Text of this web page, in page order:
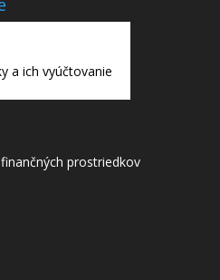
a ich vyúčtovanie
prostriedkov